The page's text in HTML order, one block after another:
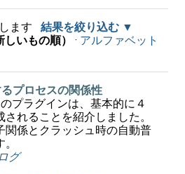
ます
結果を絞り込む
しいもの順） · アルファベット
プロセスの関係性
プラグインは、基本的に４
れることを紹介しました。
関係とクラッシュ時の自動普
グ